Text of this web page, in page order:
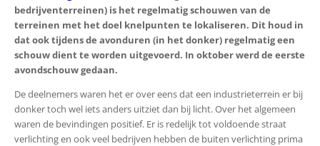
bedrijventerreinen) is het regelmatig schouwen van de
terreinen met het doel knelpunten te lokaliseren. Dit houd in
dat ook tijdens de avonduren (in het donker) regelmatig een
schouw dient te worden uitgevoerd. In oktober werd de eerste
avondschouw gedaan.
De deelnemers waren het er over eens dat een industrieterrein er bij
donker toch wel iets anders uitziet dan bij licht. Over het algemeen
waren de bevindingen positief. Er is redelijk tot voldoende straat
verlichting en ook veel bedrijven hebben de buiten verlichting prima